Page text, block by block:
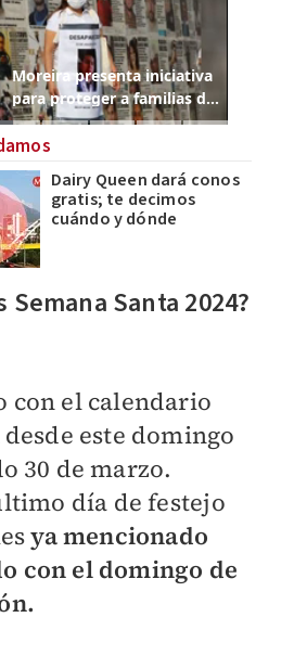
Dairy Queen dará conos
gratis; te decimos
cuándo y dónde
Semana Santa 2024?
con el calendario
este domingo
30 de marzo.
día de festejo
ya mencionado
con el domingo de